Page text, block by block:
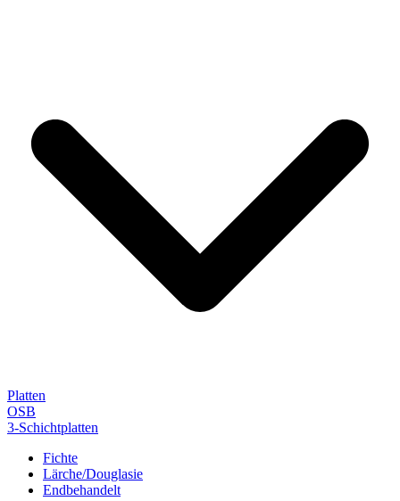
Platten
OSB
3-Schichtplatten
Fichte
Lärche/Douglasie
Endbehandelt